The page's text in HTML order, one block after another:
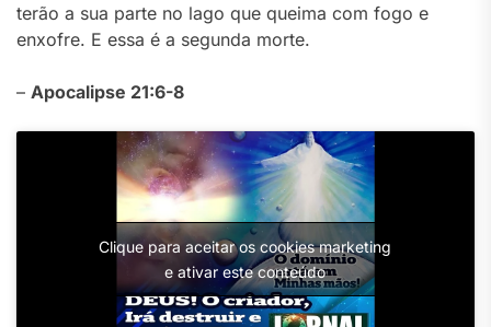
terão a sua parte no lago que queima com fogo e
enxofre. E essa é a segunda morte.
– Apocalipse 21:6-8
Clique para aceitar os cookies marketing
e ativar este conteúdo